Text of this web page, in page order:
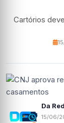
Cartórios
Da
15/06/